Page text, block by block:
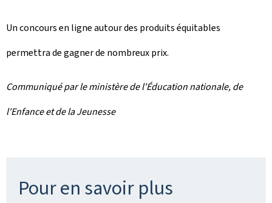
Un concours en ligne autour des produits équitables
permettra de gagner de nombreux prix.
Communiqué par le ministère de l'Éducation nationale, de
l'Enfance et de la Jeunesse
Pour en savoir plus